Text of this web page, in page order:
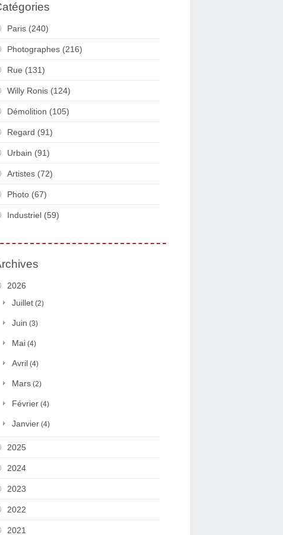
Paris (240)
Photographes (216)
Rue (131)
Willy Ronis (124)
Démolition (105)
Regard (91)
Urbain (91)
Artistes (72)
Photo (67)
Industriel (59)
2026
Juillet (2)
Juin (3)
Mai (4)
Avril (4)
Mars (2)
Février (4)
Janvier (4)
2025
2024
2023
2022
2021